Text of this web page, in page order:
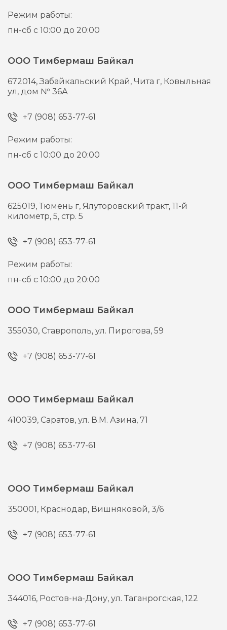
Режим работы:
пн-сб с 10:00 до 20:00
ООО Тимбермаш Байкал
672014,Забайкальский Край, Чита г, Ковыльная
ул, дом № 36А
+7 (908) 653-77-61
Режим работы:
пн-сб с 10:00 до 20:00
ООО Тимбермаш Байкал
625019,Тюмень г, Ялуторовский тракт, 11-й
километр, 5, стр. 5
+7 (908) 653-77-61
Режим работы:
пн-сб с 10:00 до 20:00
ООО Тимбермаш Байкал
355030, Ставрополь,ул. Пирогова, 59
+7 (908) 653-77-61
ООО Тимбермаш Байкал
410039, Саратов,ул. В.М. Азина, 71
+7 (908) 653-77-61
ООО Тимбермаш Байкал
350001, Краснодар, Вишняковой, 3/6
+7 (908) 653-77-61
ООО Тимбермаш Байкал
344016, Ростов-на-Дону,ул. Таганрогская, 122
+7 (908) 653-77-61